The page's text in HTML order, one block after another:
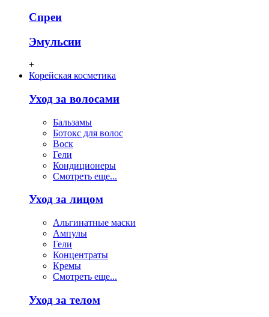
Спреи
Эмульсии
+
Корейская косметика
Уход за волосами
Бальзамы
Ботокс для волос
Воск
Гели
Кондиционеры
Смотреть еще...
Уход за лицом
Альгинатные маски
Ампулы
Гели
Концентраты
Кремы
Смотреть еще...
Уход за телом